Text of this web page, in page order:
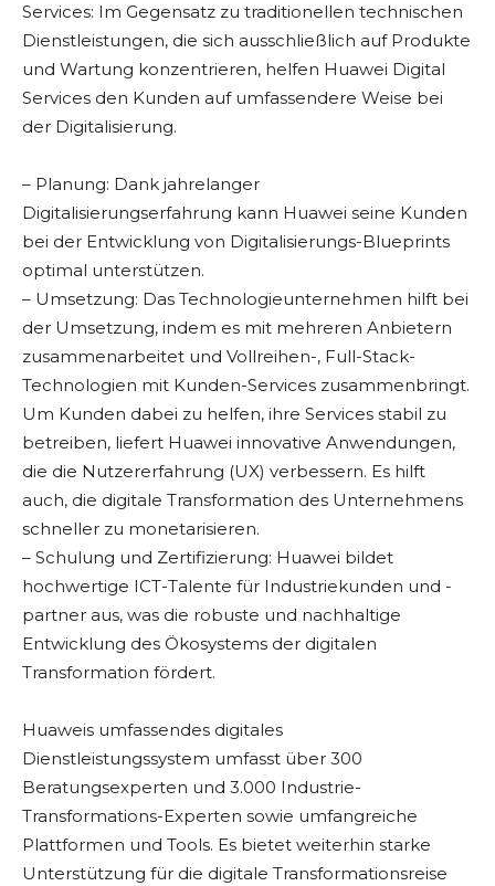
Services: Im Gegensatz zu traditionellen technischen
Dienstleistungen, die sich ausschließlich auf Produkte
und Wartung konzentrieren, helfen Huawei Digital
Services den Kunden auf umfassendere Weise bei
der Digitalisierung.
– Planung: Dank jahrelanger
Digitalisierungserfahrung kann Huawei seine Kunden
bei der Entwicklung von Digitalisierungs-Blueprints
optimal unterstützen.
– Umsetzung: Das Technologieunternehmen hilft bei
der Umsetzung, indem es mit mehreren Anbietern
zusammenarbeitet und Vollreihen-, Full-Stack-
Technologien mit Kunden-Services zusammenbringt.
Um Kunden dabei zu helfen, ihre Services stabil zu
betreiben, liefert Huawei innovative Anwendungen,
die die Nutzererfahrung (UX) verbessern. Es hilft
auch, die digitale Transformation des Unternehmens
schneller zu monetarisieren.
– Schulung und Zertifizierung: Huawei bildet
hochwertige ICT-Talente für Industriekunden und -
partner aus, was die robuste und nachhaltige
Entwicklung des Ökosystems der digitalen
Transformation fördert.
Huaweis umfassendes digitales
Dienstleistungssystem umfasst über 300
Beratungsexperten und 3.000 Industrie-
Transformations-Experten sowie umfangreiche
Plattformen und Tools. Es bietet weiterhin starke
Unterstützung für die digitale Transformationsreise